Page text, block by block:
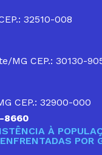
32510-008
MG CEP.: 30130-
CEP.: 32900-000
8660
À
POR